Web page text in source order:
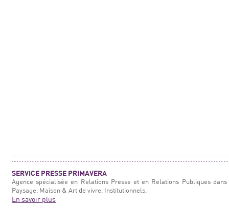
SERVICE PRESSE PRIMAVERA
Agence spécialisée en Relations Presse et en Relations Publiques
Paysage, Maison & Art de vivre, Institutionnels.
En savoir plus